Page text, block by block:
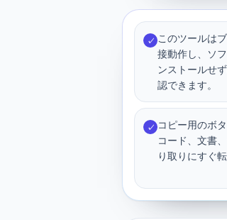
✓ このツールは
接動作し、ソ
ンストールせ
認できます。
✓ コピー用のボ
コード、文書
り取りにすぐ